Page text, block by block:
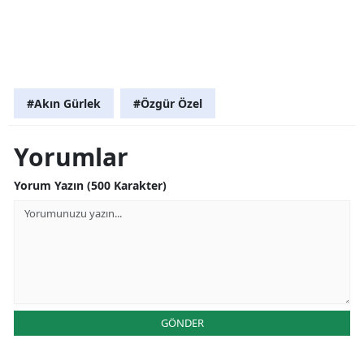
#Akın Gürlek #Özgür Özel
Yorumlar
Yorum Yazın (500 Karakter)
GÖNDER